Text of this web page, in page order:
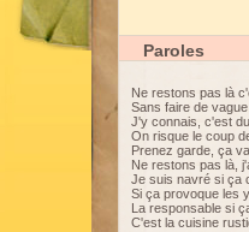
Paroles
Ne restons pas là
Sans faire de
J'y connais, c'est
On risque le coup
Prenez garde, ça
Ne restons pas là,
Je suis navré si ça
Si ça provoque les
La responsable si
C'est la cuisine